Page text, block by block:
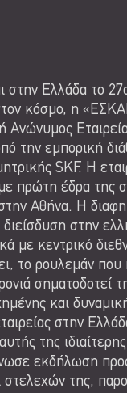
στην Ελλάδα το
κόσμο, η
Ανώνυμος
την εμπορική
SKF. Η
πρώτη έδρα της
Αθήνα. Η
διείσδυση στην
με κεντρικό
το ρουλεμάν που
σηματοδοτεί
και
στην
της
εκδήλωση
στελεχών της,